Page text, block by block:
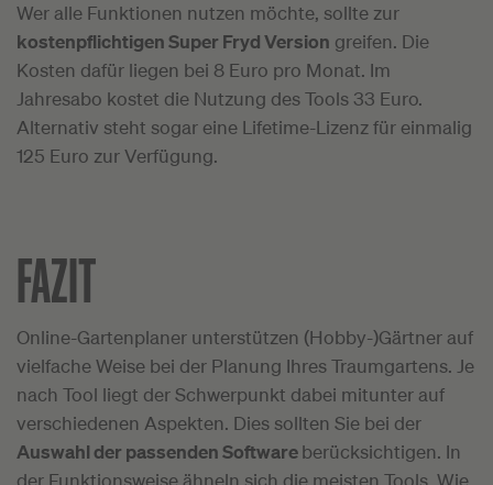
Wer alle Funktionen nutzen möchte, sollte zur
kostenpflichtigen Super Fryd Version greifen. Die
Kosten dafür liegen bei 8 Euro pro Monat. Im
Jahresabo kostet die Nutzung des Tools 33 Euro.
Alternativ steht sogar eine Lifetime-Lizenz für einmalig
125 Euro zur Verfügung.
FAZIT
Online-Gartenplaner unterstützen (Hobby-)Gärtner auf
vielfache Weise bei der Planung Ihres Traumgartens. Je
nach Tool liegt der Schwerpunkt dabei mitunter auf
verschiedenen Aspekten. Dies sollten Sie bei der
Auswahl der passenden Softwareberücksichtigen. In
der Funktionsweise ähneln sich die meisten Tools. Wie